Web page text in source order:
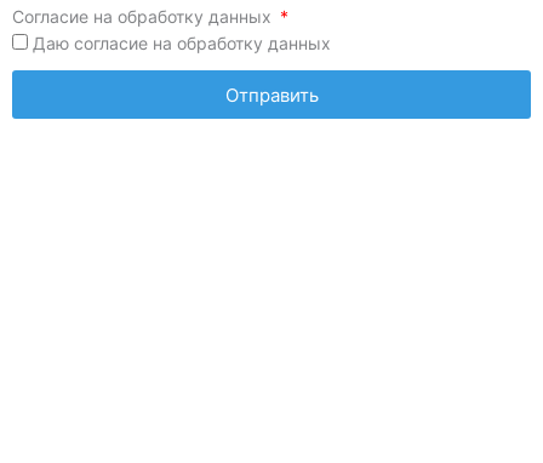
Согласие на обработку данных
Даю согласие на обработку данных
Отправить